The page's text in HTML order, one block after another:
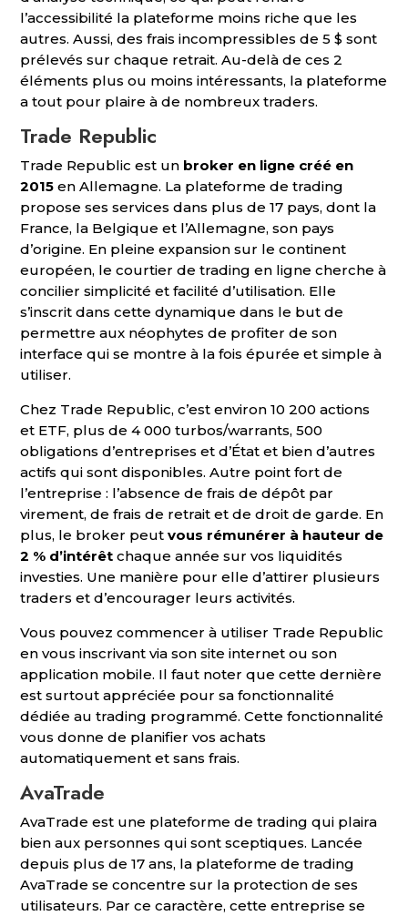
l’accessibilité la plateforme moins riche que les
autres. Aussi, des frais incompressibles de 5 $ sont
prélevés sur chaque retrait. Au-delà de ces 2
éléments plus ou moins intéressants, la plateforme
a tout pour plaire à de nombreux traders.
Trade Republic
Trade Republic est un broker en ligne créé en
2015 en Allemagne. La plateforme de trading
propose ses services dans plus de 17 pays, dont la
France, la Belgique et l’Allemagne, son pays
d’origine. En pleine expansion sur le continent
européen, le courtier de trading en ligne cherche à
concilier simplicité et facilité d’utilisation. Elle
s’inscrit dans cette dynamique dans le but de
permettre aux néophytes de profiter de son
interface qui se montre à la fois épurée et simple à
utiliser.
Chez Trade Republic, c’est environ 10 200 actions
et ETF, plus de 4 000 turbos/warrants, 500
obligations d’entreprises et d’État et bien d’autres
actifs qui sont disponibles. Autre point fort de
l’entreprise : l’absence de frais de dépôt par
virement, de frais de retrait et de droit de garde. En
plus, le broker peutvous rémunérer à hauteur de
2 % d’intérêt chaque année sur vos liquidités
investies. Une manière pour elle d’attirer plusieurs
traders et d’encourager leurs activités.
Vous pouvez commencer à utiliser Trade Republic
en vous inscrivant via son site internet ou son
application mobile. Il faut noter que cette dernière
est surtout appréciée pour sa fonctionnalité
dédiée au trading programmé. Cette fonctionnalité
vous donne de planifier vos achats
automatiquement et sans frais.
AvaTrade
AvaTrade est une plateforme de trading qui plaira
bien aux personnes qui sont sceptiques. Lancée
depuis plus de 17 ans, la plateforme de trading
AvaTrade se concentre sur la protection de ses
utilisateurs. Par ce caractère, cette entreprise se